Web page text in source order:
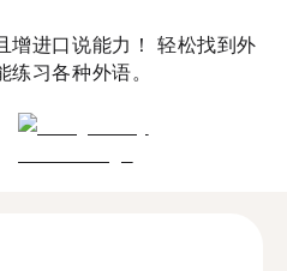
增进口说能力！ 轻松找到外
习各种外语。